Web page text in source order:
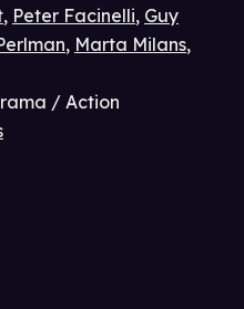
, Peter Facinelli, Guy
, Marta Milans,
/ Action